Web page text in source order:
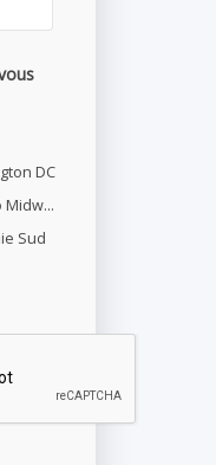
DC
Chicago Midwest
Sud